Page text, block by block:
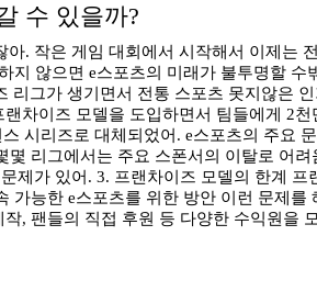
수 있을까?
아. 작은 게임 대회에서 시작해서 이제는
지 않으면 e스포츠의 미래가 불투명할
리그가 생기면서 전통 스포츠 못지않은
차이즈 모델을 도입하면서 팀들에게 2
시리즈로 대체되었어. e스포츠의 주요
몇 리그에서는 주요 스폰서의 이탈로 어
제가 있어. 3. 프랜차이즈 모델의 한계
가능한 e스포츠를 위한 방안 이런 문제
, 팬들의 직접 후원 등 다양한 수익원을